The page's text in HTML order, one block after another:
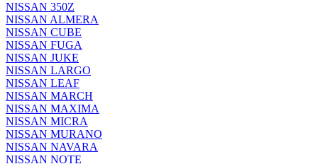
NISSAN 350Z
NISSAN ALMERA
NISSAN CUBE
NISSAN FUGA
NISSAN JUKE
NISSAN LARGO
NISSAN LEAF
NISSAN MARCH
NISSAN MAXIMA
NISSAN MICRA
NISSAN MURANO
NISSAN NAVARA
NISSAN NOTE